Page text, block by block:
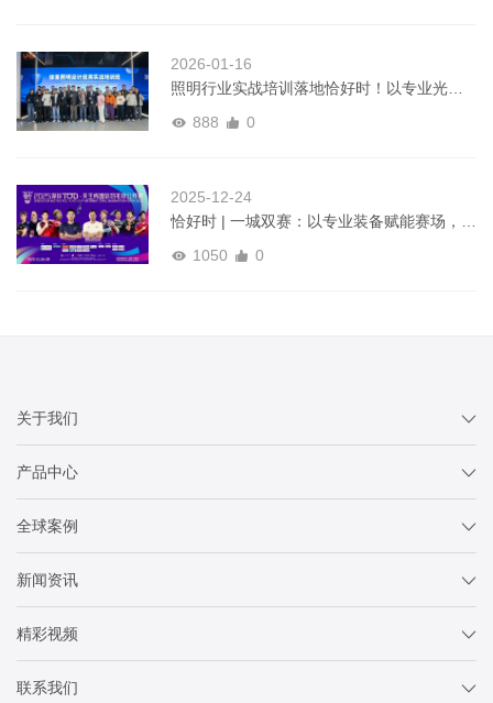
2026-01-16
照明行业实战培训落地恰好时！以专业光影
888 0
2025-12-24
恰好时 | 一城双赛：以专业装备赋能赛场，点
1050 0
关于我们
产品中心
全球案例
新闻资讯
精彩视频
联系我们